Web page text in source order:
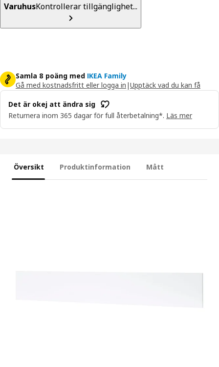
VaruhusKontrollerar tillgänglighet...
Samla 8 poäng med IKEA Family
Gå med kostnadsfritt eller logga in |Upptäck vad du kan få
Det är okej att ändra sig
Returnera inom 365 dagar för full återbetalning*. Läs mer
Översikt Produktinformation Mått